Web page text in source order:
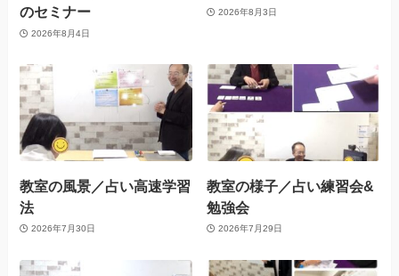
のセミナー
2026年8月4日
2026年8月3日
教室の風景／占い高速学習
法
2026年7月30日
教室の様子／占い練習会&
勉強会
2026年7月29日